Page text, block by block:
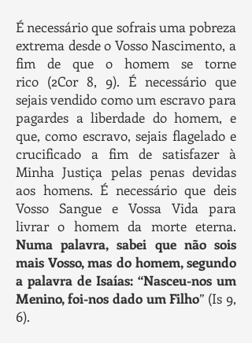
É necessário que sofrais uma pobreza
extrema desde o Vosso Nascimento, a
fim de que o homem se torne
rico (2Cor 8, 9). É necessário que
sejais vendido como um escravo para
pagardes a liberdade do homem, e
que, como escravo, sejais flagelado e
crucificado a fim de satisfazer à
Minha Justiça pelas penas devidas
aos homens. É necessário que deis
Vosso Sangue e Vossa Vida para
livrar o homem da morte eterna.
Numa palavra, sabei que não sois
mais Vosso, mas do homem, segundo
a palavra de Isaías: “Nasceu-nos um
Menino, foi-nos dado um Filho” (Is 9,
6).